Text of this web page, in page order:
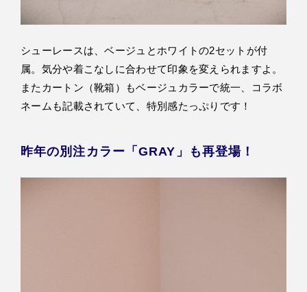
シューレースは、ベージュとホワイトの2セットが付
属。気分や着こなしに合わせて印象を変えられますよ。
またカートン（靴箱）もベージュカラーで統一、コラボ
ネームも記載されていて、特別感たっぷりです！
昨年の別注カラー「GRAY」も再登場！